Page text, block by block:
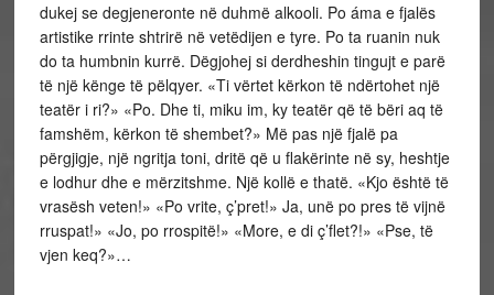
dukej se degjeneronte në duhmë alkooli. Po áma e fjalës
artistike rrinte shtrirë në vetëdijen e tyre. Po ta ruanin nuk
do ta humbnin kurrë. Dëgjohej si derdheshin tingujt e parë
të një kënge të pëlqyer. «Ti vërtet kërkon të ndërtohet një
teatër i ri?» «Po. Dhe ti, miku im, ky teatër që të bëri aq të
famshëm, kërkon të shembet?» Më pas një fjalë pa
përgjigje, një ngritja toni, dritë që u flakërinte në sy, heshtje
e lodhur dhe e mërzitshme. Një kollë e thatë. «Kjo është të
vrasësh veten!» «Po vrite, ç’pret!» Ja, unë po pres të vijnë
rruspat!» «Jo, po rrospitë!» «More, e di ç’flet?!» «Pse, të
vjen keq?»…